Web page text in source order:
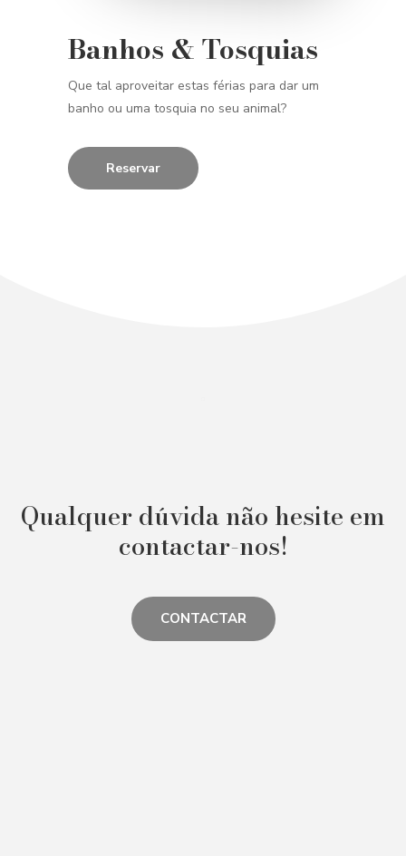
Banhos & Tosquias
Que tal aproveitar estas férias para dar um
banho ou uma tosquia no seu animal?
Reservar
Qualquer dúvida não hesite em
contactar-nos!
CONTACTAR